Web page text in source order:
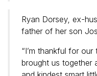
Ryan Dorsey, ex-
father of her son
“I’m thankful for
brought us together